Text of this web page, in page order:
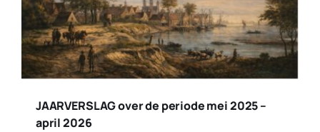
JAARVERSLAG over de periode mei 2025 –
april 2026